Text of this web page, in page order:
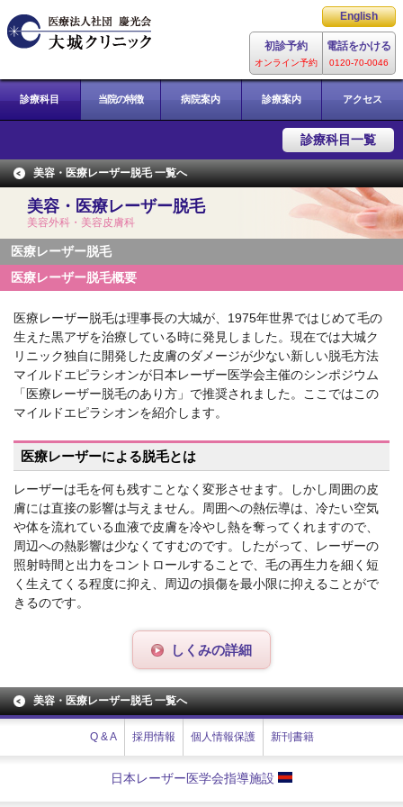
レーザー専門総合病院
大城クリニック
English
初診予約
オンライン予約
電話をかける
0120-70-0046
診療科目 当院の特徴 病院案内 診療案内 アクセス
診療科目一覧
美容・医療レーザー脱毛 一覧へ
美容・医療レーザー脱毛
美容外科・美容皮膚科
医療レーザー脱毛
医療レーザー脱毛概要
医療レーザー脱毛は理事長の大城が、1975年世界ではじめて毛の
生えた黒アザを治療している時に発見しました。現在では大城ク
リニック独自に開発した皮膚のダメージが少ない新しい脱毛方法
マイルドエピラシオンが日本レーザー医学会主催のシンポジウム
「医療レーザー脱毛のあり方」で推奨されました。ここではこの
マイルドエピラシオンを紹介します。
医療レーザーによる脱毛とは
レーザーは毛を何も残すことなく変形させます。しかし周囲の皮
膚には直接の影響は与えません。周囲への熱伝導は、冷たい空気
や体を流れている血液で皮膚を冷やし熱を奪ってくれますので、
周辺への熱影響は少なくてすむのです。したがって、レーザーの
照射時間と出力をコントロールすることで、毛の再生力を細く短
く生えてくる程度に抑え、周辺の損傷を最小限に抑えることがで
きるのです。
しくみの詳細
美容・医療レーザー脱毛 一覧へ
Q & A 採用情報 個人情報保護 新刊書籍
日本レーザー医学会指導施設